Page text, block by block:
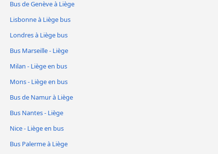
Bus de Genève à Liège
Lisbonne à Liège bus
Londres à Liège bus
Bus Marseille - Liège
Milan - Liège en bus
Mons - Liège en bus
Bus de Namur à Liège
Bus Nantes - Liège
Nice - Liège en bus
Bus Palerme à Liège